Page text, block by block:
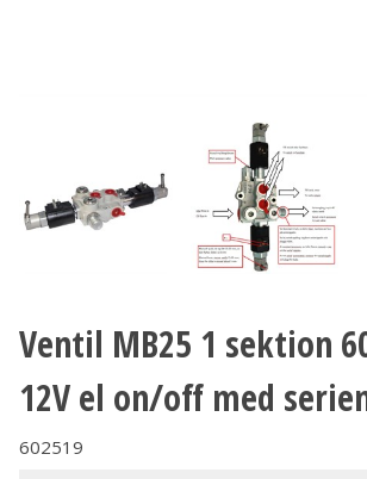
Ventil MB25 1 sektion
12V el on/off med
602519